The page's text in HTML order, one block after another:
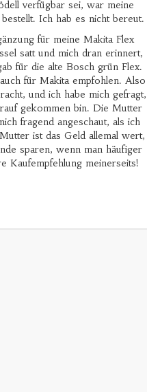
verfügbar sei, war meine
Ich hab es nicht bereut.
für meine Makita Flex
satt und mich dran erinnert,
für die alte Bosch grün Flex.
für Makita empfohlen. Also
und ich habe mich gefragt,
gekommen bin. Die Mutter
fragend angeschaut, als ich
ist das Geld allemal wert,
sparen, wenn man häufiger
Kaufempfehlung meinerseits!